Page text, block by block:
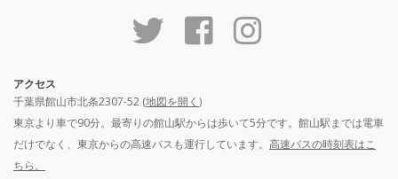
アクセス
千葉県館山市北条2307-52 (地図を開く )
東京より車で90分。最寄りの館山駅からは歩いて5分です。館山駅までは電車
だけでなく、東京からの高速バスも運行しています。 高速バスの時刻表はこ
ちら。